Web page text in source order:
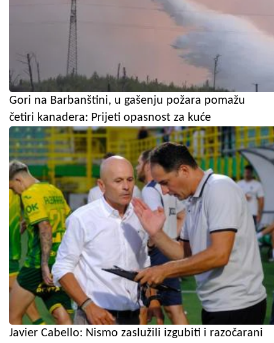
Gori na Barbanštini, u gašenju požara pomažu
četiri kanadera: Prijeti opasnost za kuće
Javier Cabello: Nismo zaslužili izgubiti i razočarani